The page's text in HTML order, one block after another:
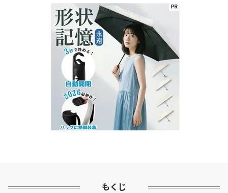
もくじ